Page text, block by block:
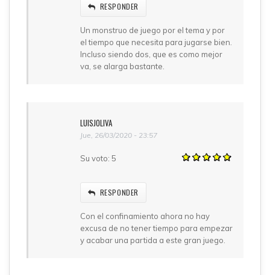
RESPONDER
Un monstruo de juego por el tema y por
el tiempo que necesita para jugarse bien.
Incluso siendo dos, que es como mejor
va, se alarga bastante.
LUISJOLIVA
Jue, 26/03/2020 - 23:57
Su voto: 5
RESPONDER
Con el confinamiento ahora no hay
excusa de no tener tiempo para empezar
y acabar una partida a este gran juego.